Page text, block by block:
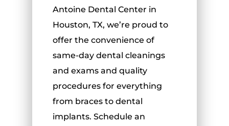
Antoine Dental Center in
Houston, TX, we’re proud to
offer the convenience of
same-day dental cleanings
and exams and quality
procedures for everything
from braces to dental
implants. Schedule an